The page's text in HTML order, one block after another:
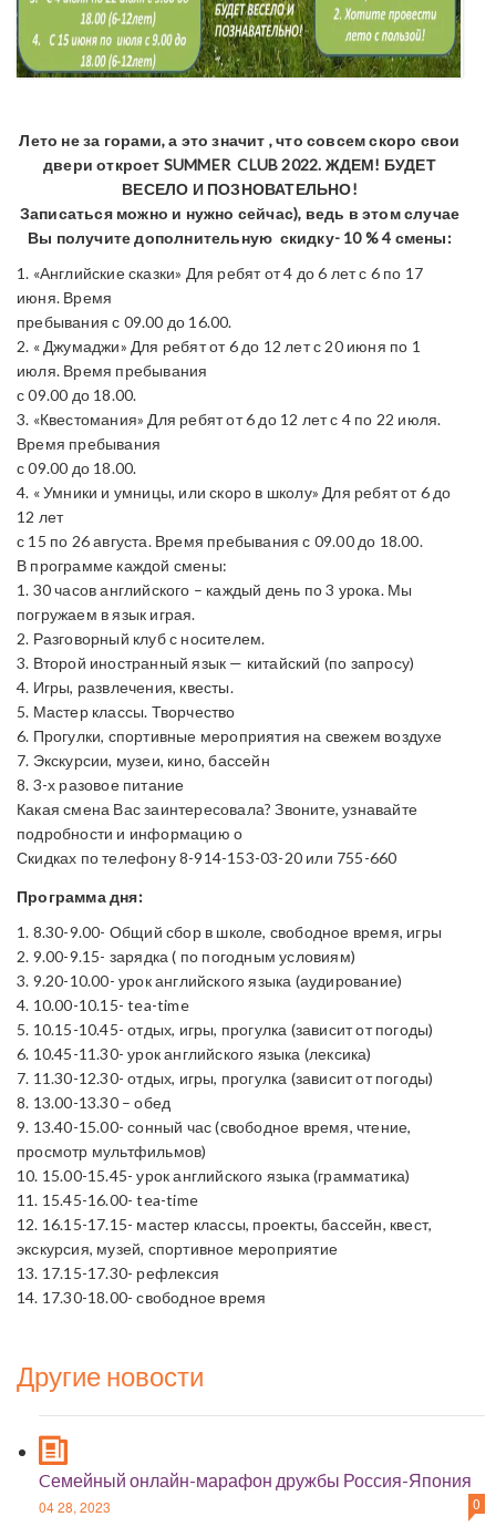
Лето не за горами, а это значит , что совсем скоро свои
двери откроет SUMMER CLUB 2022. ЖДЕМ! БУДЕТ
ВЕСЕЛО И ПОЗНОВАТЕЛЬНО!
Записаться можно и нужно сейчас), ведь в этом случае
Вы получите дополнительную скидку- 10 % 4 смены:
1. «Английские сказки» Для ребят от 4 до 6 лет с 6 по 17
июня. Время
пребывания с 09.00 до 16.00.
2. « Джумаджи» Для ребят от 6 до 12 лет с 20 июня по 1
июля. Время пребывания
с 09.00 до 18.00.
3. «Квестомания» Для ребят от 6 до 12 лет с 4 по 22 июля.
Время пребывания
с 09.00 до 18.00.
4. « Умники и умницы, или скоро в школу» Для ребят от 6 до
12 лет
с 15 по 26 августа. Время пребывания с 09.00 до 18.00.
В программе каждой смены:
1. 30 часов английского – каждый день по 3 урока. Мы
погружаем в язык играя.
2. Разговорный клуб с носителем.
3. Второй иностранный язык — китайский (по запросу)
4. Игры, развлечения, квесты.
5. Мастер классы. Творчество
6. Прогулки, спортивные мероприятия на свежем воздухе
7. Экскурсии, музеи, кино, бассейн
8. 3-х разовое питание
Какая смена Вас заинтересовала? Звоните, узнавайте
подробности и информацию о
Скидках по телефону 8-914-153-03-20 или 755-660
Программа дня:
1. 8.30-9.00- Общий сбор в школе, свободное время, игры
2. 9.00-9.15- зарядка ( по погодным условиям)
3. 9.20-10.00- урок английского языка (аудирование)
4. 10.00-10.15- tea-time
5. 10.15-10.45- отдых, игры, прогулка (зависит от погоды)
6. 10.45-11.30- урок английского языка (лексика)
7. 11.30-12.30- отдых, игры, прогулка (зависит от погоды)
8. 13.00-13.30 – обед
9. 13.40-15.00- сонный час (свободное время, чтение,
просмотр мультфильмов)
10. 15.00-15.45- урок английского языка (грамматика)
11. 15.45-16.00- tea-time
12. 16.15-17.15- мастер классы, проекты, бассейн, квест,
экскурсия, музей, спортивное мероприятие
13. 17.15-17.30- рефлексия
14. 17.30-18.00- свободное время
Другие новости
Cемейный онлайн-марафон дружбы Россия-Япония
04 28, 2023 0